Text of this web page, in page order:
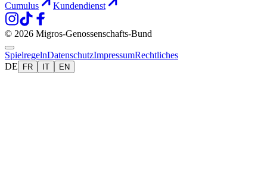
Cumulus
Kundendienst
© 2026 Migros-Genossenschafts-Bund
SpielregelnDatenschutzImpressumRechtliches
DE
FR IT EN